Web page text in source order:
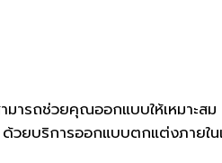
มารถช่วยคุณออกแบบให้เหมาะสม
วยบริการออกแบบตกแต่งภายใ